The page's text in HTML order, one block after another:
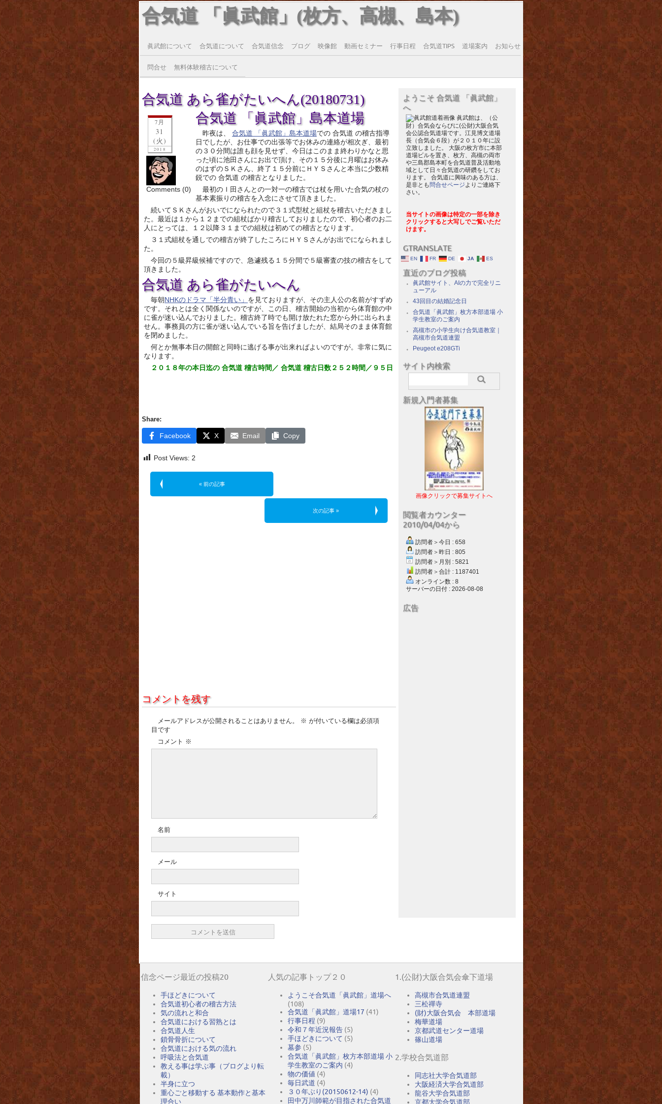
合気道 「眞武館」(枚方、高槻、島本)
眞武館について 合気道について 合気道信念 ブログ 映像館 動画セミナー 行事日程 合気道TIPS 道場案内 お知らせ
問合せ 無料体験稽古について
合気道 あら雀がたいへん(20180731)
7月
31
(火)
2018
Comments (0)
合気道 「眞武館」島本道場
昨夜は、 合気道 「眞武館」島本道場での 合気道 の稽古指導
日でしたが、お仕事での出張等でお休みの連絡が相次ぎ、最初
の３０分間は誰も顔を見せず、今日はこのまま終わりかなと思
った頃に池田さんにお出で頂け、その１５分後に月曜はお休み
のはずのＳＫさん、終了１５分前にＨＹＳさんと本当に少数精
鋭での 合気道 の稽古となりました。
最初のＩ田さんとの一対一の稽古では杖を用いた合気の杖の
基本素振りの稽古を入念にさせて頂きました。
続いてＳＫさんがおいでになられたので３１式型杖と組杖を稽古いただきまし
た。最近は１から１２までの組杖ばかり稽古しておりましたので、初心者のお二
人にとっては、１２以降３１までの組杖は初めての稽古となります。
３１式組杖を通しでの稽古が終了したころにＨＹＳさんがお出でになられまし
た。
今回の５級昇級候補ですので、急遽残る１５分間で５級審査の技の稽古をして
頂きました。
合気道 あら雀がたいへん
毎朝NHKのドラマ「半分青い」 を見ておりますが、その主人公の名前がすずめ
です。それとは全く関係ないのですが、この日、稽古開始の当初から体育館の中
に雀が迷い込んでおりました。稽古終了時でも開け放たれた窓から外に出られま
せん。事務員の方に雀が迷い込んでいる旨を告げましたが、結局そのまま体育館
を閉めました。
何とか無事本日の開館と同時に逃げる事が出来ればよいのですが。非常に気に
なります。
２０１８年の本日迄の 合気道 稽古時間／ 合気道 稽古日数２５２時間／９５日
Share:
Facebook X Email Copy
Post Views: 2
« 前の記事
次の記事 »
コメントを残す
メールアドレスが公開されることはありません。 ※ が付いている欄は必須項
目です
コメント ※
名前
メール
サイト
ようこそ 合気道 「眞武館」
へ
眞武館は、（公
財）合気会ならびに(公財)大阪合気
会公認合気道場です。江見博文道場
長（合気会６段）が２０１０年に設
立致しました。 大阪の枚方市に本部
道場ビルを置き、枚方、高槻の両市
や三島郡島本町を合気道普及活動地
域として日々合気道の研鑽をしてお
ります。 合気道に興味のある方は、
是非とも 問合せページよりご連絡下
さい。
当サイトの画像は特定の一部を除き
クリックすると大写しでご覧いただ
けます。
GTRANSLATE
EN FR DE JA ES
直近のブログ投稿
眞武館サイト、AIの力で完全リニ
ューアル
43回目の結婚記念日
合気道「眞武館」枚方本部道場 小
学生教室のご案内
高槻市の小学生向け合気道教室｜
高槻市合気道連盟
Peugeot e208GTi
サイト内検索
新規入門者募集
画像クリックで募集サイトへ
閲覧者カウンター
2010/04/04から
訪問者＞今日 : 658
訪問者＞昨日 : 805
訪問者＞月別 : 5821
訪問者＞合計 : 1187401
オンライン数 : 8
サーバーの日付 : 2026-08-08
広告
信念ページ最近の投稿20
手ほどきについて
合気道初心者の稽古方法
気の流れと和合
合気道における習熟とは
合気道人生
鎖骨骨折について
合気道における気の流れ
呼吸法と合気道
教える事は学ぶ事（ブログより転
載）
半身に立つ
重心ごと移動する 基本動作と基本
理合い
人気の記事トップ２０
ようこそ合気道「眞武館」道場へ
(108)
合気道「眞武館」道場17 (41)
行事日程 (9)
令和７年近況報告 (5)
手ほどきについて (5)
墓参 (5)
合気道「眞武館」枚方本部道場 小
学生教室のご案内 (4)
物の価値 (4)
毎日武道 (4)
３０年ぶり(20150612-14) (4)
田中万川師範が目指された合気道
1.(公財)大阪合気会傘下道場
高槻市合気道連盟
三松禪寺
(財)大阪合気会 本部道場
梅華道場
京都武道センター道場
篠山道場
2.学校合気道部
同志社大学合気道部
大阪経済大学合気道部
龍谷大学合気道部
京都大学合気道部